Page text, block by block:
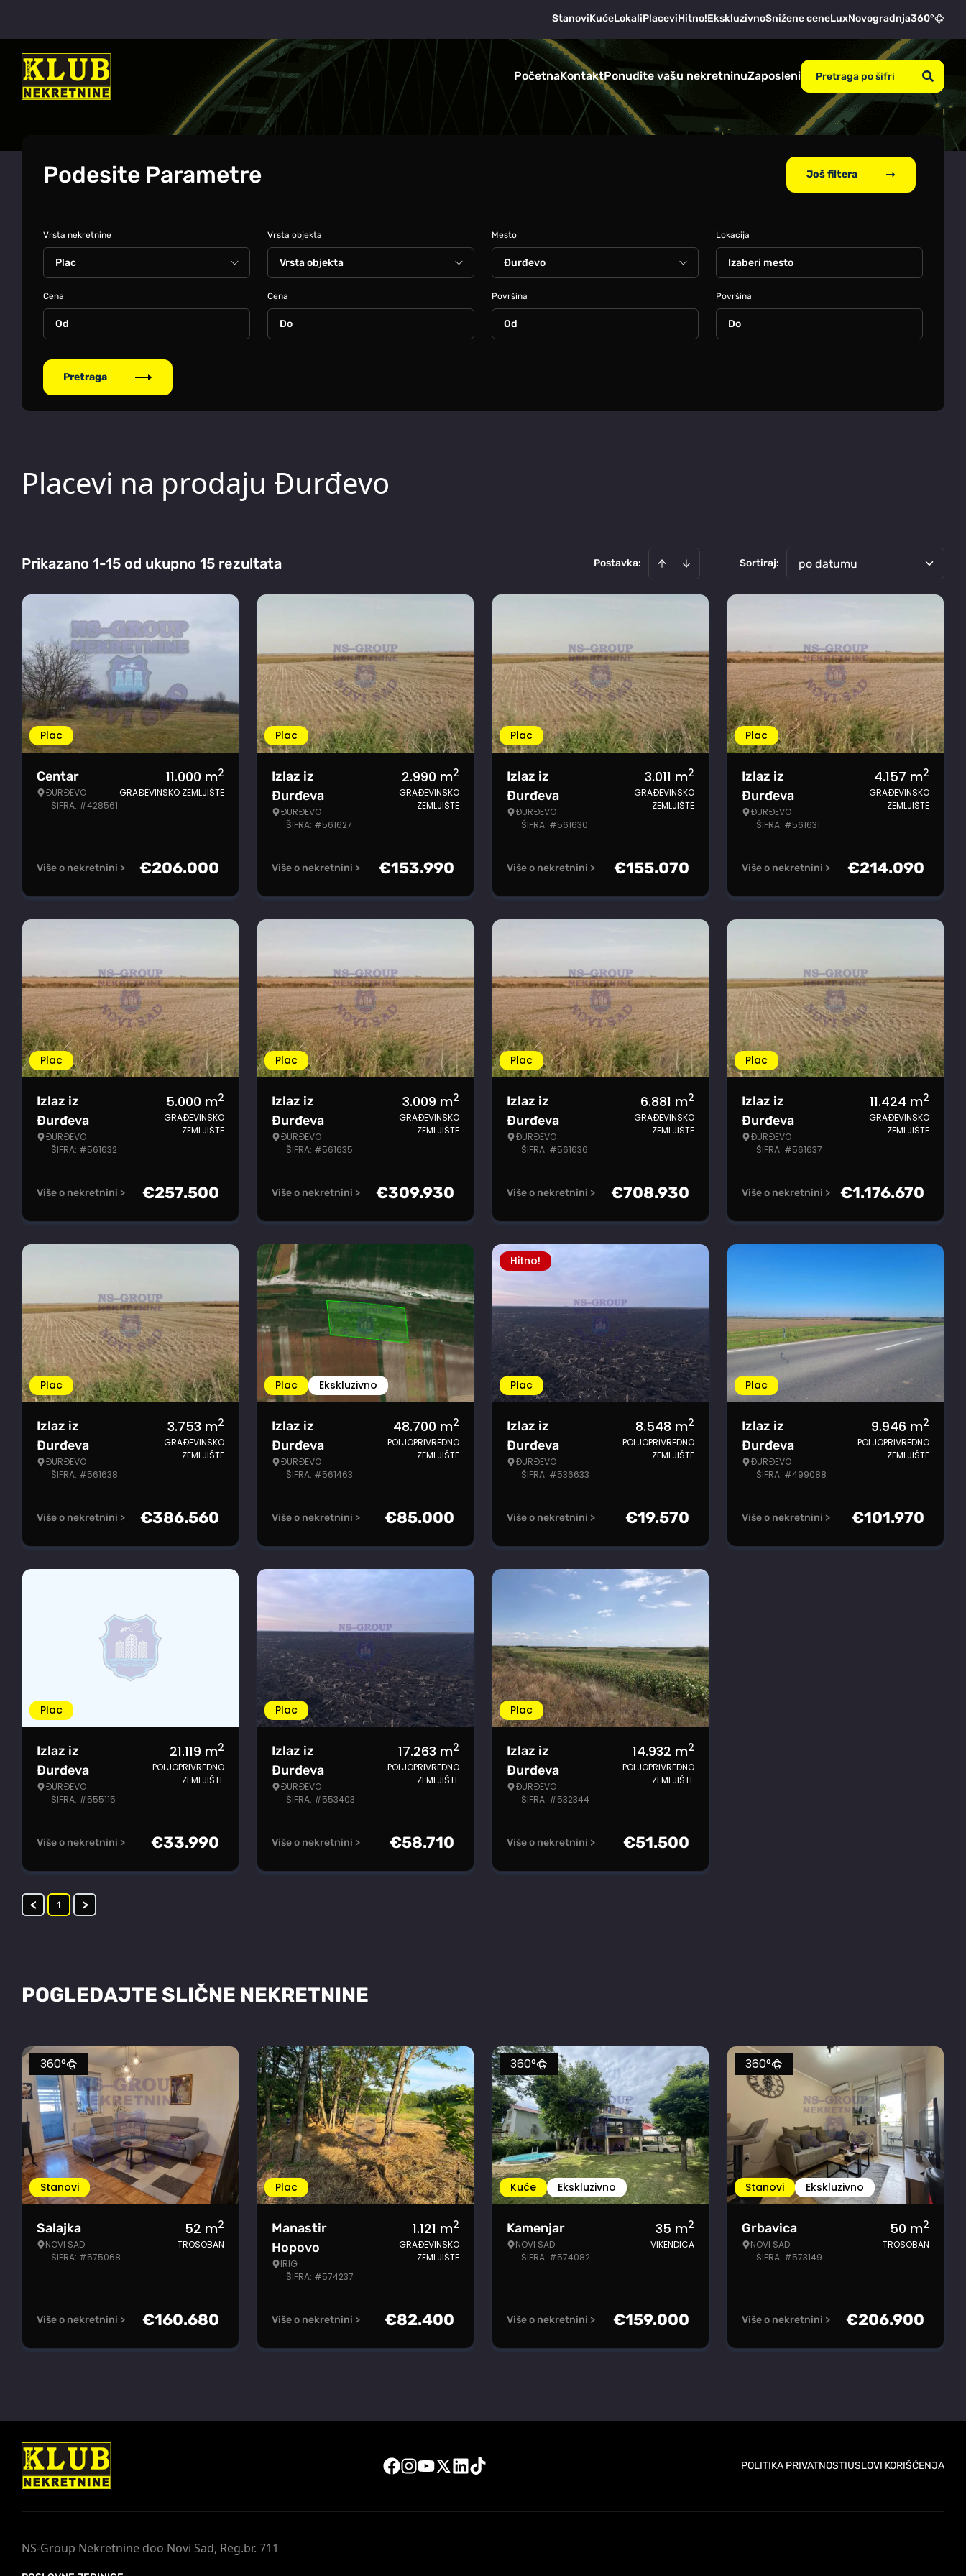
StanoviKućeLokaliPlaceviHitno!EkskluzivnoSnižene ceneLuxNovogradnja360°
PočetnaKontaktPonudite vašu nekretninuZaposleni
Podesite Parametre Još filtera
Vrsta nekretnine Vrsta objekta Mesto Lokacija
Izaberi mesto
Cena Cena Površina Površina
Pretraga
Placevi na prodaju Đurđevo
Prikazano 1-15 od ukupno 15 rezultata Postavka: Sortiraj: po datumu
Plac
Centar
ĐURĐEVO
ŠIFRA: #428561
11.000 m2
GRAĐEVINSKO ZEMLJIŠTE
Više o nekretnini > €206.000
Plac
Izlaz iz
Đurđeva
ĐURĐEVO
ŠIFRA: #561627
2.990 m2
GRAĐEVINSKO
ZEMLJIŠTE
Više o nekretnini > €153.990
Plac
Izlaz iz
Đurđeva
ĐURĐEVO
ŠIFRA: #561630
3.011 m2
GRAĐEVINSKO
ZEMLJIŠTE
Više o nekretnini > €155.070
Plac
Izlaz iz
Đurđeva
ĐURĐEVO
ŠIFRA: #561631
4.157 m2
GRAĐEVINSKO
ZEMLJIŠTE
Više o nekretnini > €214.090
Plac
Izlaz iz
Đurđeva
ĐURĐEVO
ŠIFRA: #561632
5.000 m2
GRAĐEVINSKO
ZEMLJIŠTE
Više o nekretnini > €257.500
Plac
Izlaz iz
Đurđeva
ĐURĐEVO
ŠIFRA: #561635
3.009 m2
GRAĐEVINSKO
ZEMLJIŠTE
Više o nekretnini > €309.930
Plac
Izlaz iz
Đurđeva
ĐURĐEVO
ŠIFRA: #561636
6.881 m2
GRAĐEVINSKO
ZEMLJIŠTE
Više o nekretnini > €708.930
Plac
Izlaz iz
Đurđeva
ĐURĐEVO
ŠIFRA: #561637
11.424 m2
GRAĐEVINSKO
ZEMLJIŠTE
Više o nekretnini > €1.176.670
Plac
Izlaz iz
Đurđeva
ĐURĐEVO
ŠIFRA: #561638
3.753 m2
GRAĐEVINSKO
ZEMLJIŠTE
Više o nekretnini > €386.560
Plac Ekskluzivno
Izlaz iz
Đurđeva
ĐURĐEVO
ŠIFRA: #561463
48.700 m2
POLJOPRIVREDNO
ZEMLJIŠTE
Više o nekretnini > €85.000
Plac
Hitno!
Izlaz iz
Đurđeva
ĐURĐEVO
ŠIFRA: #536633
8.548 m2
POLJOPRIVREDNO
ZEMLJIŠTE
Više o nekretnini > €19.570
Plac
Izlaz iz
Đurđeva
ĐURĐEVO
ŠIFRA: #499088
9.946 m2
POLJOPRIVREDNO
ZEMLJIŠTE
Više o nekretnini > €101.970
Plac
Izlaz iz
Đurđeva
ĐURĐEVO
ŠIFRA: #555115
21.119 m2
POLJOPRIVREDNO
ZEMLJIŠTE
Više o nekretnini > €33.990
Plac
Izlaz iz
Đurđeva
ĐURĐEVO
ŠIFRA: #553403
17.263 m2
POLJOPRIVREDNO
ZEMLJIŠTE
Više o nekretnini > €58.710
Plac
Izlaz iz
Đurđeva
ĐURĐEVO
ŠIFRA: #532344
14.932 m2
POLJOPRIVREDNO
ZEMLJIŠTE
Više o nekretnini > €51.500
< 1 >
POGLEDAJTE SLIČNE NEKRETNINE
Stanovi
360°
Salajka
NOVI SAD
ŠIFRA: #575068
52 m2
TROSOBAN
Više o nekretnini > €160.680
Plac
Manastir
Hopovo
IRIG
ŠIFRA: #574237
1.121 m2
GRAĐEVINSKO
ZEMLJIŠTE
Više o nekretnini > €82.400
Kuće Ekskluzivno
360°
Kamenjar
NOVI SAD
ŠIFRA: #574082
35 m2
VIKENDICA
Više o nekretnini > €159.000
Stanovi Ekskluzivno
360°
Grbavica
NOVI SAD
ŠIFRA: #573149
50 m2
TROSOBAN
Više o nekretnini > €206.900
POLITIKA PRIVATNOSTIUSLOVI KORIŠĆENJA
NS-Group Nekretnine doo Novi Sad, Reg.br. 711